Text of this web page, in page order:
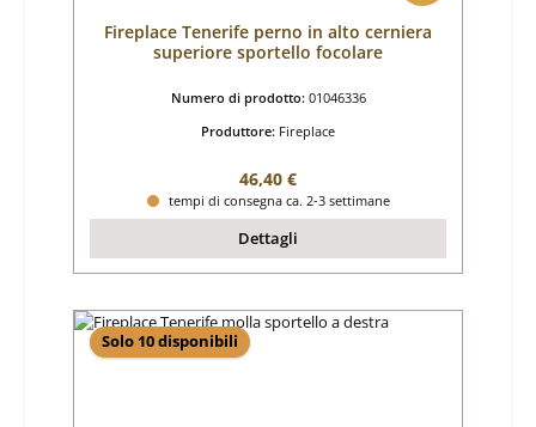
Fireplace Tenerife perno in alto cerniera
superiore sportello focolare
Numero di prodotto: 01046336
Produttore: Fireplace
Prezzo normale:
46,40 €
tempi di consegna ca. 2-3 settimane
Dettagli
Solo 10 disponibili